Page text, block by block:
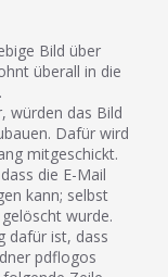
Bild über
überall in die
würden das Bild
Dafür wird
mitgeschickt.
die E-Mail
kann; selbst
wurde.
dafür ist, dass
pdflogos